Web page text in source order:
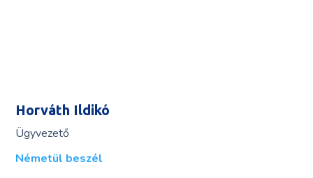
Horváth Ildikó
Ügyvezető
Németül beszél